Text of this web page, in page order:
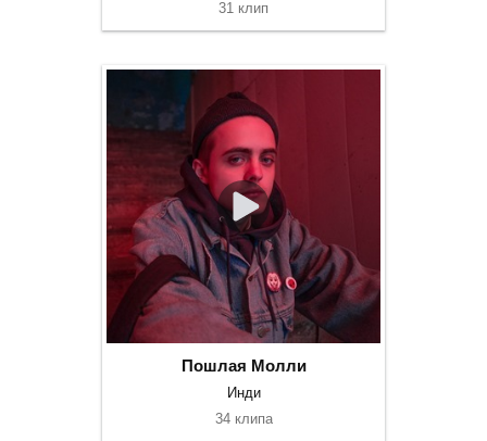
31 клип
Пошлая Молли
Инди
34 клипа